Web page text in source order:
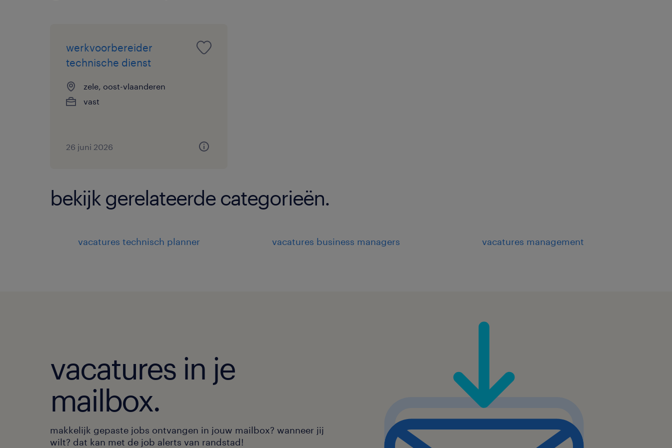
werkvoorbereider
technische dienst
zele, oost-vlaanderen
vast
26 juni 2026
bekijk gerelateerde categorieën.
vacatures technisch planner vacatures business managers vacatures management
vacatures in je
mailbox.
makkelijk gepaste jobs ontvangen in jouw mailbox? wanneer jij
wilt? dat kan met de job alerts van randstad!